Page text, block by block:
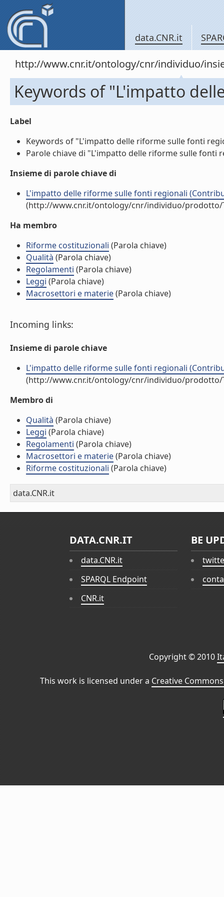
data.CNR.it
http://www.cnr.it/ontology/cnr/individuo/
Keywords of "L'impatto
Label
Keywords of "L'impatto delle riforme sulle fonti
Parole chiave di "L'impatto delle riforme sulle fonti
Insieme di parole chiave di
L'impatto delle riforme sulle fonti regionali
(http://www.cnr.it/ontology/cnr/individuo/prodotto/
Ha membro
Riforme costituzionali (Parola chiave)
Qualità (Parola chiave)
Regolamenti (Parola chiave)
Leggi (Parola chiave)
Macrosettori e materie(Parola chiave)
Incoming links:
Insieme di parole chiave
L'impatto delle riforme sulle fonti regionali
(http://www.cnr.it/ontology/cnr/individuo/prodotto/
Membro di
Qualità (Parola chiave)
Leggi (Parola chiave)
Regolamenti (Parola chiave)
Macrosettori e materie(Parola chiave)
Riforme costituzionali (Parola chiave)
data.CNR.it
DATA.CNR.IT
data.CNR.it
SPARQL Endpoint
CNR.it
BE
Copyright © 2010
This work is licensed under a Creative